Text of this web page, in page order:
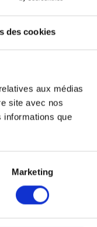
des cookies
aux médias
site avec nos
informations que
Marketing